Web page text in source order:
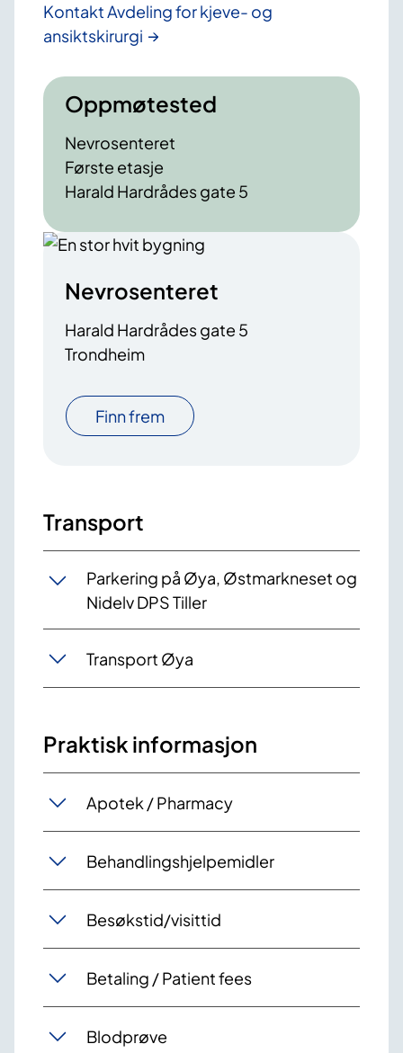
Kontakt Avdeling for kjeve- og
ansiktskirurgi
Oppmøtested
Nevrosenteret
Første etasje
Harald Hardrådes gate 5
Nevrosenteret
Harald Hardrådes gate 5
Trondheim
Finn frem
Transport
Parkering på Øya, Østmarkneset og
Nidelv DPS Tiller
Transport Øya
Praktisk informasjon
Apotek / Pharmacy
Behandlingshjelpemidler
Besøkstid/visittid
Betaling / Patient fees
Blodprøve